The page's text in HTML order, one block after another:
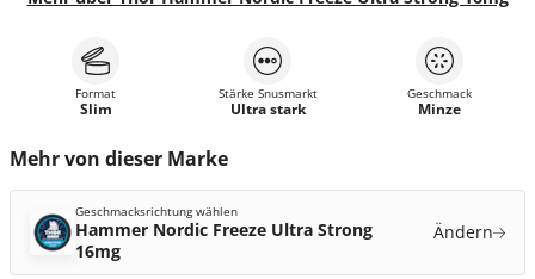
Format
Slim
Stärke Snusmarkt
Ultra stark
Geschmack
Minze
Mehr von dieser Marke
Geschmacksrichtung wählen
Hammer Nordic Freeze Ultra Strong
16mg
Ändern